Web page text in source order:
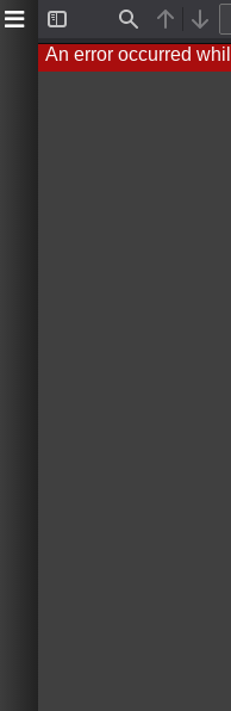
Sidebar
Find Previous
Next
An error occurred